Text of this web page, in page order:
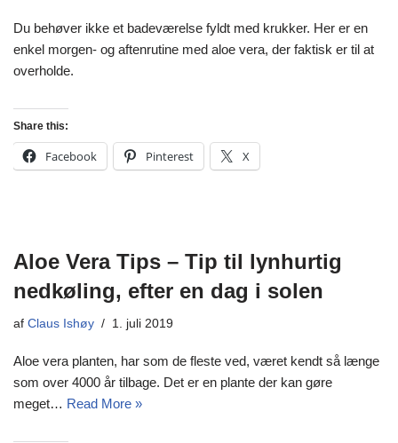
Du behøver ikke et badeværelse fyldt med krukker. Her er en
enkel morgen- og aftenrutine med aloe vera, der faktisk er til at
overholde.
Share this:
Facebook Pinterest X
Aloe Vera Tips – Tip til lynhurtig
nedkøling, efter en dag i solen
af Claus Ishøy 1. juli 2019
Aloe vera planten, har som de fleste ved, været kendt så længe
som over 4000 år tilbage. Det er en plante der kan gøre
meget… Read More »